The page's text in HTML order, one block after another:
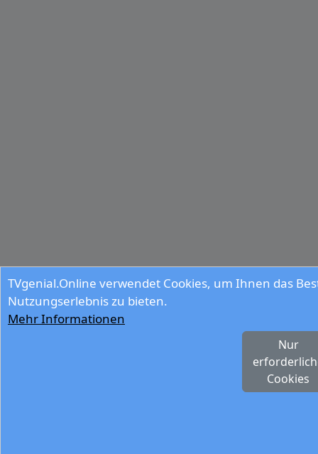
TVgenial.Online verwendet Cookies, um Ihnen das
Nutzungserlebnis zu bieten.
Mehr Informationen
Nur
Cookies